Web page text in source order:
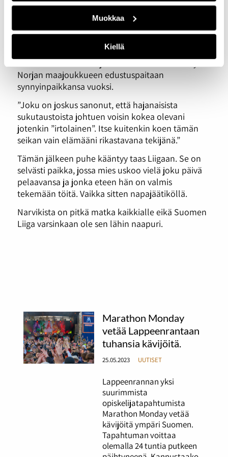
Muokkaa
Kiellä
Hänen edesmennyt isoäitinsä oli britti, äiti on
tanskalainen, Casper itse on syntynyt Norjan
Uudestakaupungista. Casper oli 15-vuotiaaksi asti
Tanskan kansalainen ja häntä on kosiskeltu myös
Norjan maajoukkueen edustuspaitaan
synnyinpaikkansa vuoksi.
”Joku on joskus sanonut, että hajanaisista
sukutaustoista johtuen voisin kokea olevani
jotenkin ”irtolainen”. Itse kuitenkin koen tämän
seikan vain elämääni rikastavana tekijänä.”
Tämän jälkeen puhe kääntyy taas Liigaan. Se on
selvästi paikka, jossa mies uskoo vielä joku päivä
pelaavansa ja jonka eteen hän on valmis
tekemään töitä. Vaikka sitten napajäätiköllä.
Narvikista on pitkä matka kaikkialle eikä Suomen
Liiga varsinkaan ole sen lähin naapuri.
Marathon Monday
vetää Lappeenrantaan
tuhansia kävijöitä.
25.05.2023 UUTISET
Lappeenrannan yksi
suurimmista
opiskelijatapahtumista
Marathon Monday vetää
kävijöitä ympäri Suomen.
Tapahtuman voittaa
olemalla 24 tuntia putkeen